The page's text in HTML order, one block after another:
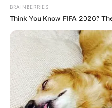
BRAINBERRIES
Think You Know FIFA 2026?